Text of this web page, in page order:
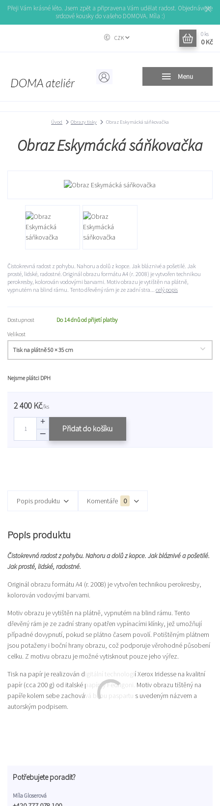
Přeji Vám krásné léto. Jsem zpět a připravena Vám udělat radost. Objednávejte
srdcové kousky do vašeho DOMOVA. Míla :)
Menu
CZK
0 ks
0 Kč
Úvod Obrazy tisky Obraz Eskymácká sáňkovačka
Obraz Eskymácká sáňkovačka
Čistokrevná radost z pohybu. Nahoru a dolů z kopce. Jak bláznivé a pošetilé. Jak
prosté, lidské, radostné. Originál obrazu formátu A4 (r. 2008) je vytvořen technikou
perokresby, kolorován vodovými barvami. Motiv obrazu je vytištěn na plátně,
vypnutém na blind rámu. Tento dřevěný rám je ze zadní stra... celý popis
Dostupnost
Do 14 dnů od přijetí platby
Velikost
Nejsme plátci DPH
2 400 Kč/ks
Přidat do košíku
Popis produktu Komentáře 0
Popis produktu
Čistokrevná radost z pohybu. Nahoru a dolů z kopce. Jak bláznivé a pošetilé.
Jak prosté, lidské, radostné.
Originál obrazu formátu A4 (r. 2008) je vytvořen technikou perokresby,
kolorován vodovými barvami.
Motiv obrazu je vytištěn na plátně, vypnutém na blind rámu. Tento
dřevěný rám je ze zadní strany opatřen vypínacími klínky, jež umožňují
případné dovypnutí, pokud se plátno časem povolí. Potištěným plátnem
jsou potaženy i boční hrany obrazu, což podporuje věrohodné působení
celku. Z motivu obrazu je možné vytisknout pouze jeho výřez.
Tisk na papír je realizován digitální technologií Xerox Iridesse na kvalitní
papír (cca 200 g) od italské papírny Fedrigoni. Motiv obrazu tištěný na
papíře kolem sebe zachovává bílou paspartu s uvedeným názvem a
autorským podpisem.
Potřebujete poradit?
Míla Gloserová